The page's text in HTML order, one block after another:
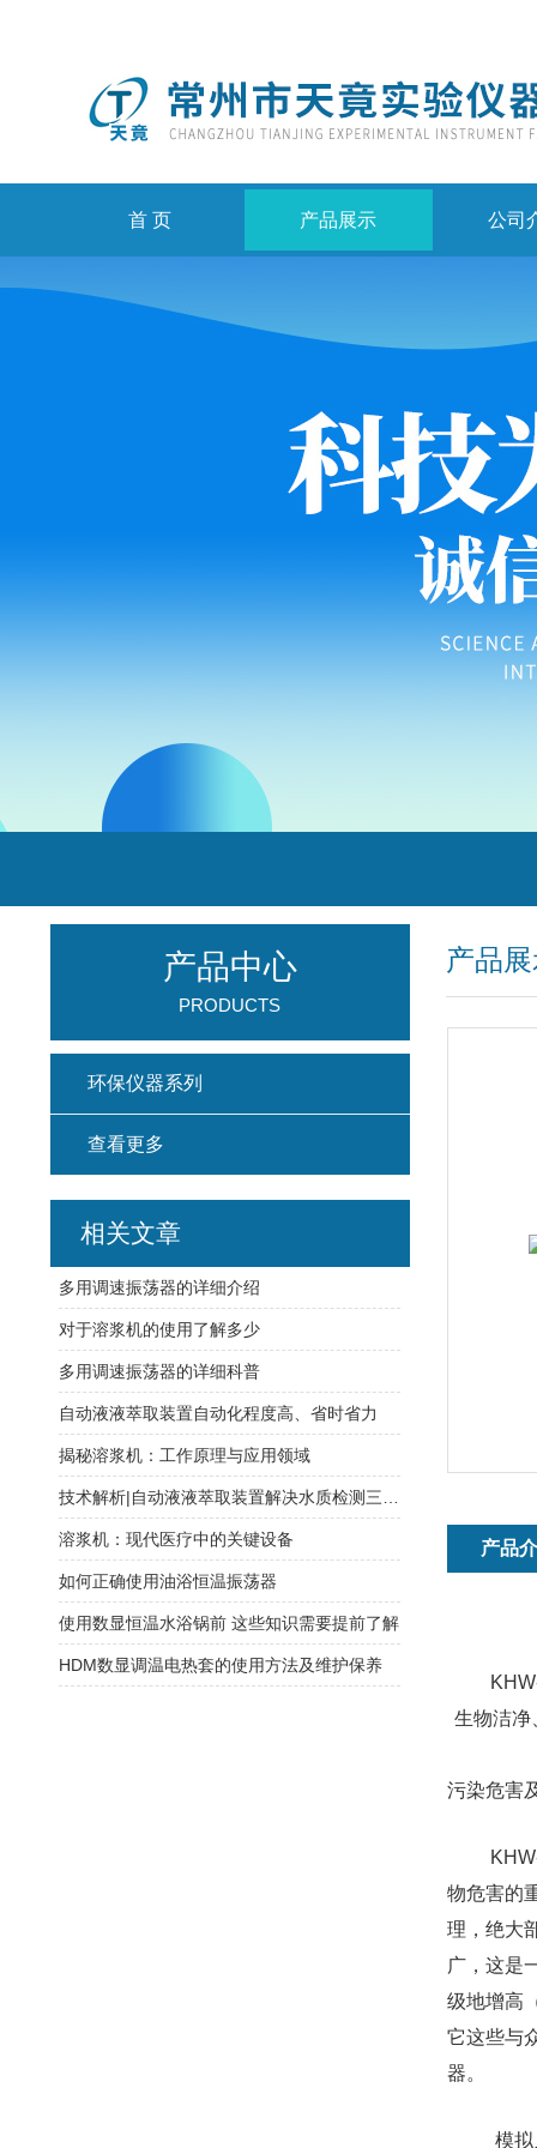
首 页 产品展示 公司
产品
产品
生物洁净
污染危害
物危害的
理，绝大
广，这是
级地增高
它这些与
器。
模
产品中心
PRODUCTS
环保仪器系列
查看更多
相关文章
多用调速振荡器的详细介绍
对于溶浆机的使用了解多少
多用调速振荡器的详细科普
自动液液萃取装置自动化程度高、省时省力
揭秘溶浆机：工作原理与应用领域
溶浆机：现代医疗中的关键设备
如何正确使用油浴恒温振荡器
使用数显恒温水浴锅前 这些知识需要提前了解
HDM数显调温电热套的使用方法及维护保养